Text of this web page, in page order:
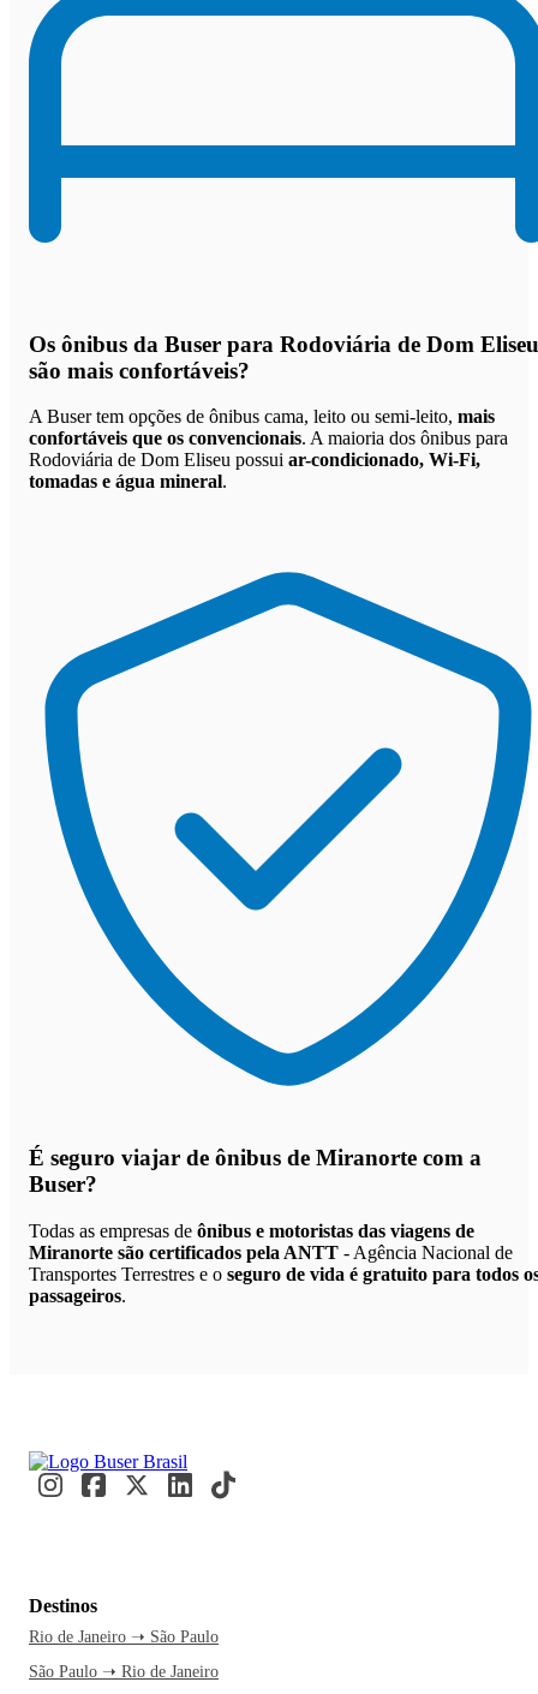
Os ônibus da Buser para Rodoviária de Dom Eliseu
são mais confortáveis?
A Buser tem opções de ônibus cama, leito ou semi-leito, mais
confortáveis que os convencionais. A maioria dos ônibus para
Rodoviária de Dom Eliseu possui ar-condicionado, Wi-Fi,
tomadas e água mineral.
É seguro viajar de ônibus de Miranorte com a
Buser?
Todas as empresas de ônibus e motoristas das viagens de
Miranorte são certificados pela ANTT - Agência Nacional de
Transportes Terrestres e o seguro de vida é gratuito para todos
passageiros.
Destinos
Rio de Janeiro ➝ São Paulo
São Paulo ➝ Rio de Janeiro